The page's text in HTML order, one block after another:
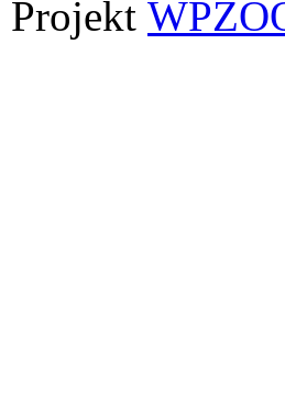
Projekt